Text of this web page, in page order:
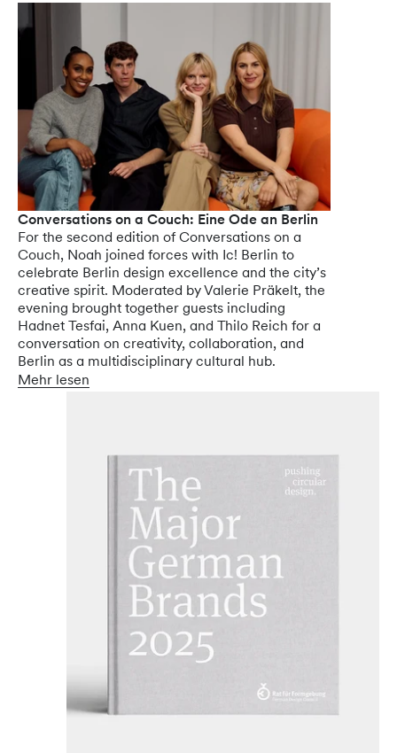
Conversations on a Couch: Eine Ode an Berlin
For the second edition of Conversations on a
Couch, Noah joined forces with Ic! Berlin to
celebrate Berlin design excellence and the city’s
creative spirit. Moderated by Valerie Präkelt, the
evening brought together guests including
Hadnet Tesfai, Anna Kuen, and Thilo Reich for a
conversation on creativity, collaboration, and
Berlin as a multidisciplinary cultural hub.
Mehr lesen